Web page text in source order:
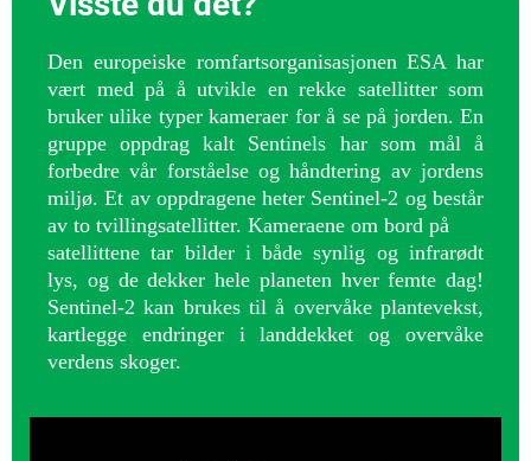
Den europeiske romfartsorganisasjonen ESA har
vært med på å utvikle en rekke satellitter som
bruker ulike typer kameraer for å se på jorden. En
gruppe oppdrag kalt Sentinels har som mål å
forbedre vår forståelse og håndtering av jordens
miljø. Et av oppdragene heter Sentinel-2 og består
av to tvillingsatellitter. Kameraene om bord på
satellittene tar bilder i både synlig og infrarødt
lys, og de dekker hele planeten hver femte dag!
Sentinel-2 kan brukes til å overvåke plantevekst,
kartlegge endringer i landdekket og overvåke
verdens skoger.